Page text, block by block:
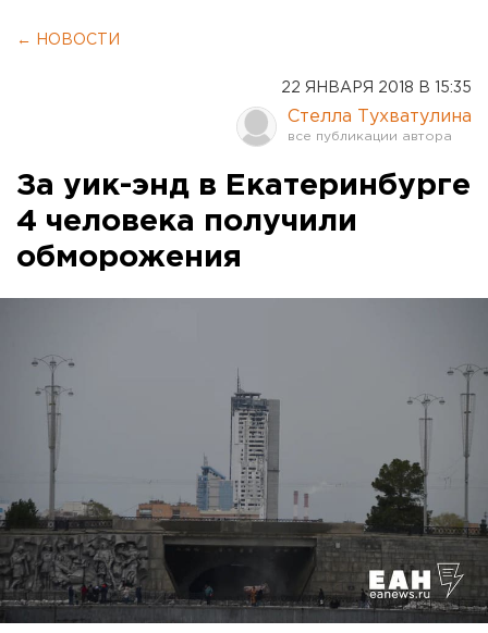
← НОВОСТИ
22 ЯНВАРЯ 2018 В 15:35
Стелла Тухватулина
За уик-энд в Екатеринбурге
4 человека получили
обморожения